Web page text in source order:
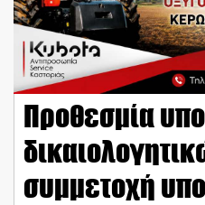
Προθεσμία
συμμετοχή